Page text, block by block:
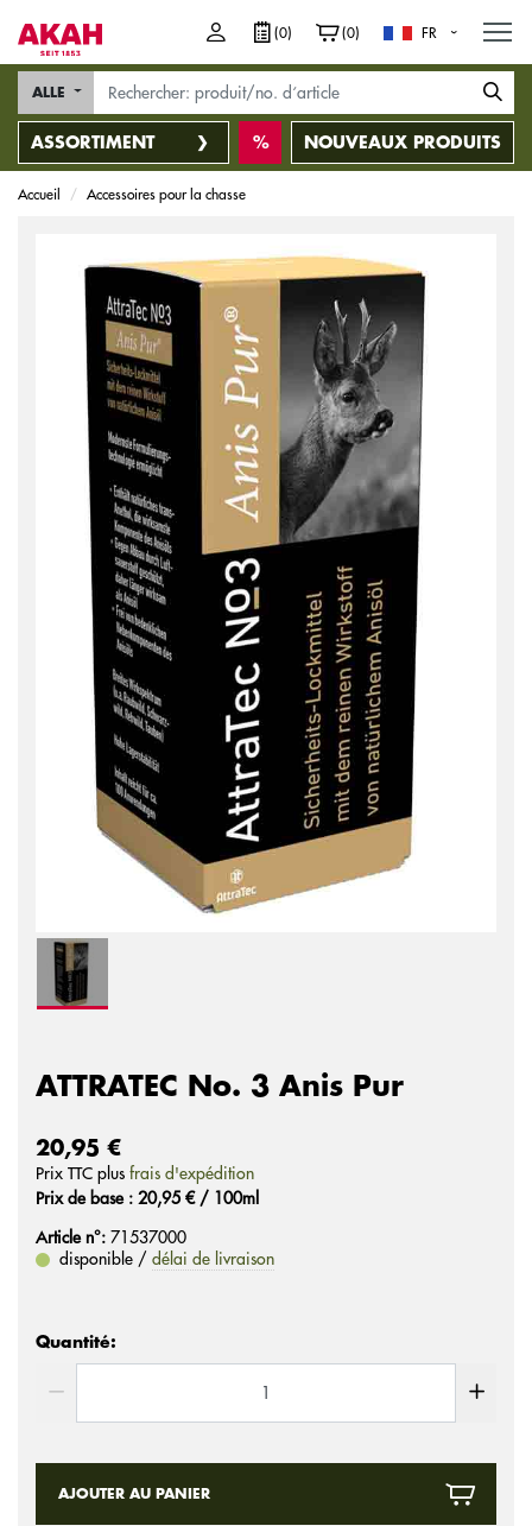
(0) (0) FR
ASSORTIMENT
ALLE
NOUVEAUX PRODUITS
Accueil Accessoires pour la chasse
ATTRATEC No. 3 Anis Pur
20,95 €
Prix ​​TTC plus frais d'expédition
Prix ​​de base : 20,95 € / 100ml
Article n°: 71537000
disponible / délai de livraison
Quantité:
AJOUTER AU PANIER